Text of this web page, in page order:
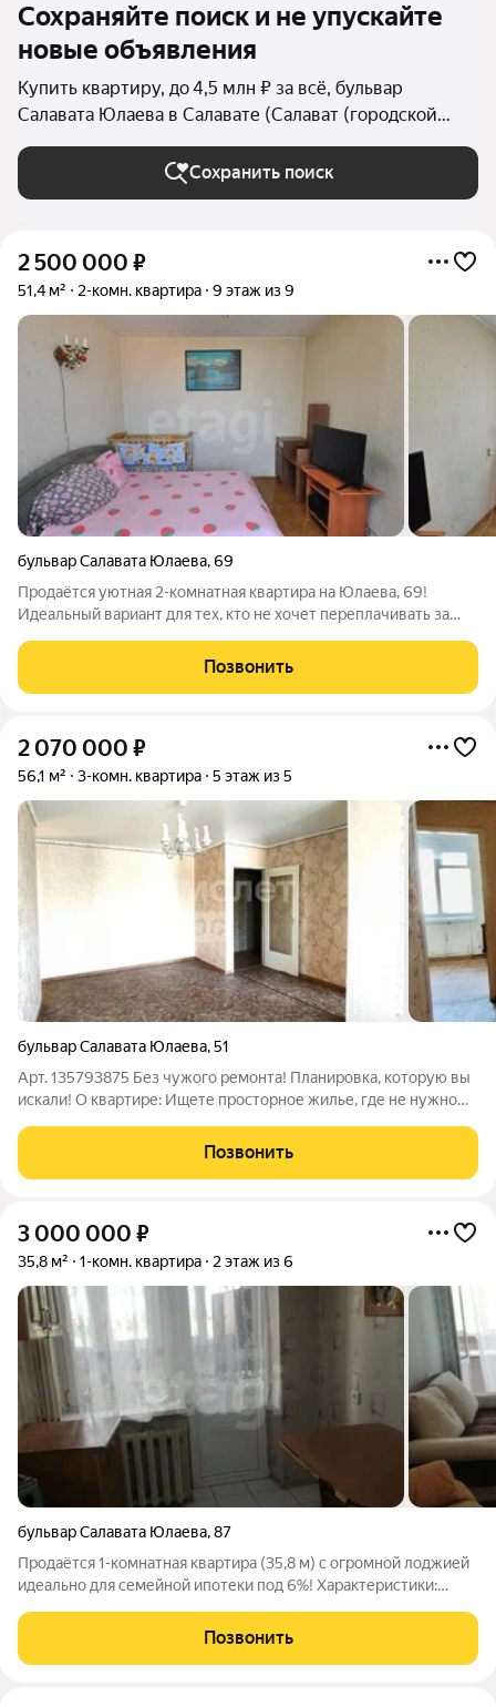
Сохраняйте поиск и не упускайте
новые объявления
Купить квартиру, до 4,5 млн ₽ за всё, бульвар
Салавата Юлаева в Салавате (Салават (городской
округ))
Сохранить поиск
2 500 000 ₽
51,4 м² 2-комн. квартира 9 этаж из 9
бульвар Салавата Юлаева,69
Продаётся уютная 2-комнатная квартира на Юлаева, 69!
Идеальный вариант для тех, кто не хочет переплачивать за
светло и уютно. Экономия:
Позвонить
2 070 000 ₽
56,1 м² 3-комн. квартира 5 этаж из 5
бульвар Салавата Юлаева,51
Арт. 135793875 Без чужого ремонта! Планировка, которую вы
искали! О квартире: Ищете просторное жилье, где не нужно
Удачная, без лишних коридоров. Комнаты на обе стороны
север-юг, сквозное
Позвонить
3 000 000 ₽
35,8 м² 1-комн. квартира 2 этаж из 6
бульвар Салавата Юлаева,87
Продаётся 1-комнатная квартира (35,8 м) с огромной лоджией
идеально для семейной ипотеки под 6%! Характеристики:
площадь: 35,8 м + лоджия 5,6 м Планировка: Зал: 18,5 м
просторный, светлый.
Позвонить